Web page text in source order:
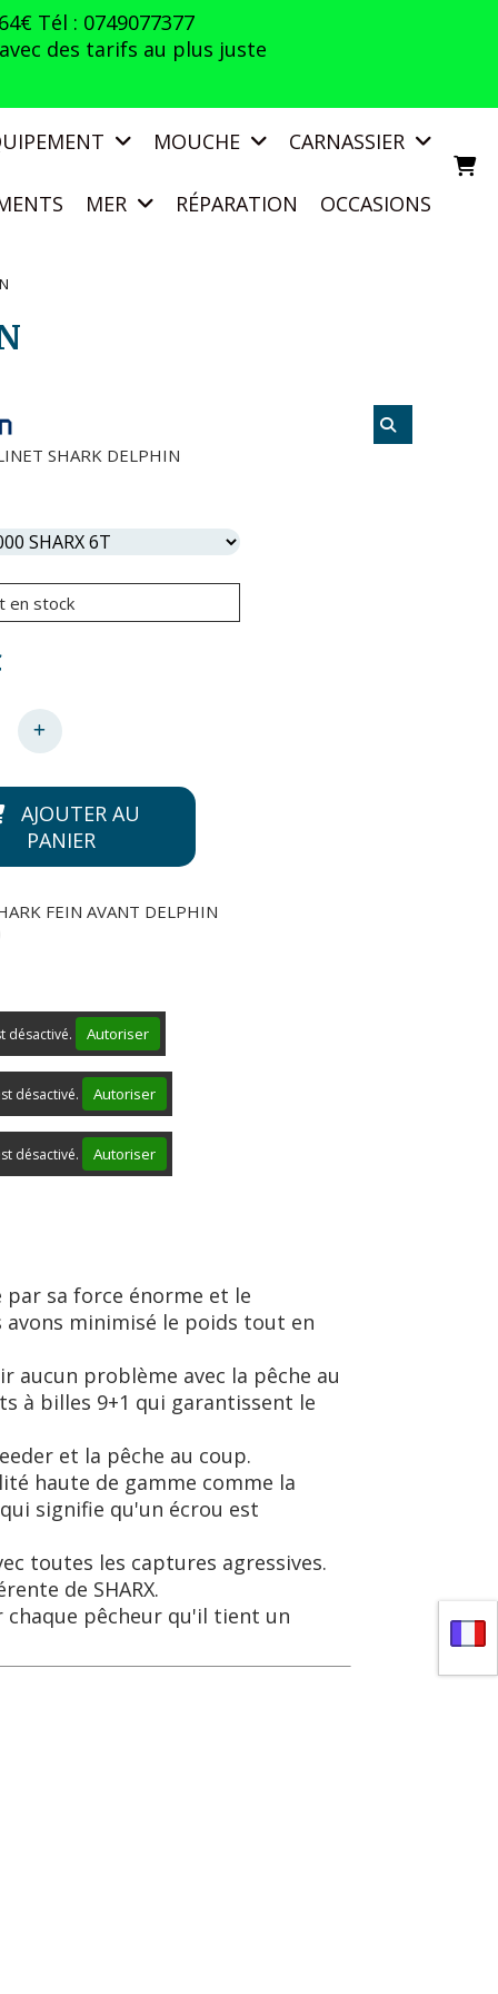
Tél : 0749077377
des tarifs au plus juste
MOUCHE CARNASSIER
MER RÉPARATION OCCASIONS
SHARK DELPHIN
en stock
AJOUTER AU
PANIER
FEIN AVANT DELPHIN
désactivé. Autoriser
désactivé. Autoriser
désactivé. Autoriser
par sa force énorme et le
minimisé le poids tout en
aucun problème avec la pêche au
à billes 9+1 qui garantissent le
et la pêche au coup.
haute de gamme comme la
signifie qu'un écrou est
toutes les captures agressives.
de SHARX.
chaque pêcheur qu'il tient un